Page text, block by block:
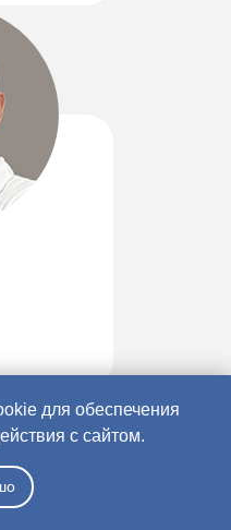
для обеспечения
с сайтом.